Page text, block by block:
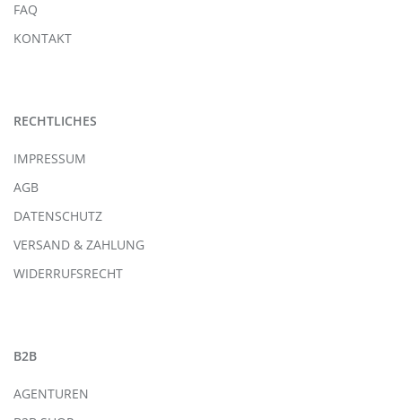
FAQ
KONTAKT
RECHTLICHES
IMPRESSUM
AGB
DATENSCHUTZ
VERSAND & ZAHLUNG
WIDERRUFSRECHT
B2B
AGENTUREN